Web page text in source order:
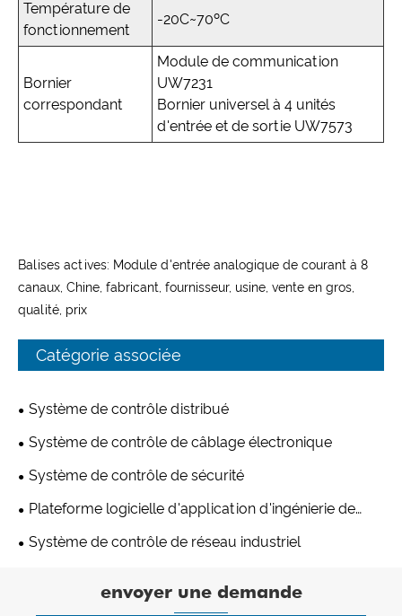
Température de
fonctionnement
-20C~70ºC
Bornier
correspondant
Module de communication
UW7231
Bornier universel à 4 unités
d'entrée et de sortie UW7573
Balises actives: Module d'entrée analogique de courant à 8
canaux, Chine, fabricant, fournisseur, usine, vente en gros,
qualité, prix
Catégorie associée
Système de contrôle distribué
Système de contrôle de câblage électronique
Système de contrôle de sécurité
Plateforme logicielle d'application d'ingénierie de
contrôle
Système de contrôle de réseau industriel
envoyer une demande